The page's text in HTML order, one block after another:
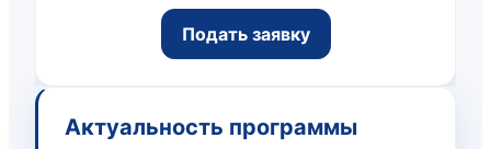
Подать заявку
Актуальность программы